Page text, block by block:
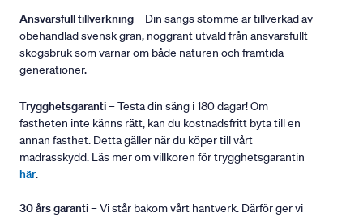
Ansvarsfull tillverkning– Din sängs stomme är tillverkad av
obehandlad svensk gran, noggrant utvald från ansvarsfullt
skogsbruk som värnar om både naturen och framtida
generationer.
Trygghetsgaranti– Testa din säng i 180 dagar! Om
fastheten inte känns rätt, kan du kostnadsfritt byta till en
annan fasthet. Detta gäller när du köper till vårt
madrasskydd. Läs mer om villkoren för trygghetsgarantin
här.
30 års garanti– Vi står bakom vårt hantverk. Därför ger vi